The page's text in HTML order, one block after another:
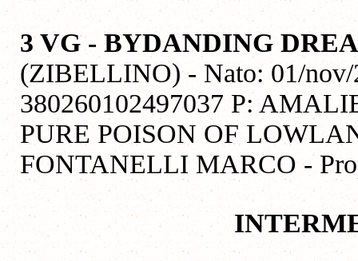
3 VG - BYDANDING
(ZIBELLINO) - Nato: 01/
380260102497037 P:
PURE POISON OF
FONTANELLI MARCO -